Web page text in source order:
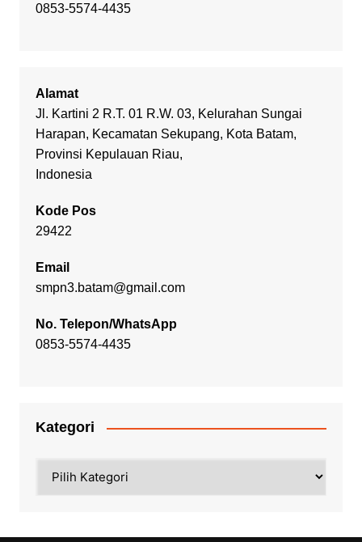
0853-5574-4435
Alamat
Jl. Kartini 2 R.T. 01 R.W. 03, Kelurahan Sungai
Harapan, Kecamatan Sekupang, Kota Batam,
Provinsi Kepulauan Riau,
Indonesia
Kode Pos
29422
Email
smpn3.batam@gmail.com
No. Telepon/WhatsApp
0853-5574-4435
Kategori